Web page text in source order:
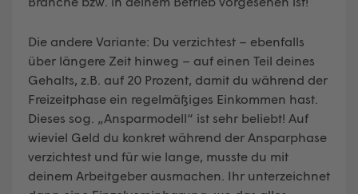
Die andere Variante: Du verzichtest – ebenfalls
über längere Zeit hinweg – auf einen Teil deines
Gehalts, z.B. auf 20 Prozent, damit du während der
Freizeitphase ein regelmäßiges Einkommen hast.
Dieses sog. „Ansparmodell“ ist sehr beliebt! Auf
wieviel Geld du konkret während der Ansparphase
verzichtest und für wie lange, musste du mit
deinem Arbeitgeber ausmachen. Ihr unterzeichnet